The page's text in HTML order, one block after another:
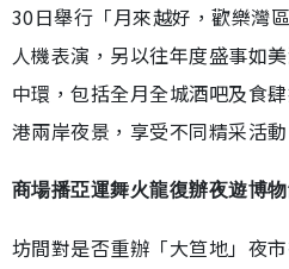
30日舉行「月來越好，歡樂灣
人機表演，另以往年度盛事如
中環，包括全月全城酒吧及食
港兩岸夜景，享受不同精采活動
商場播亞運舞火龍復辦夜遊博
坊間對是否重辦「大笪地」夜